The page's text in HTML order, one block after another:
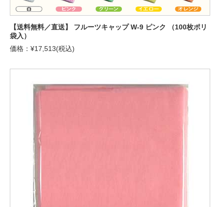
【送料無料／直送】 フルーツキャップ W-9 ピンク （100枚ポリ
袋入）
価格：¥17,513(税込)